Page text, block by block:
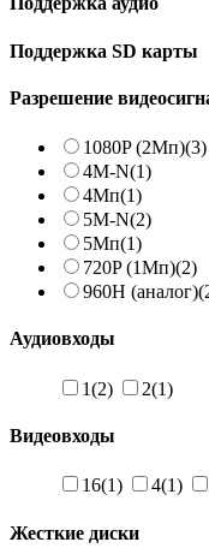
Поддержка SD карты
Разрешение
1080P (2Мп)(3)
4M-N(1)
4Мп(1)
5M-N(2)
5Мп(1)
720P (1Мп)(2)
960H (аналог)
Аудиовходы
1(2) 2(1)
Видеовходы
16(1) 4(1)
Жесткие диски